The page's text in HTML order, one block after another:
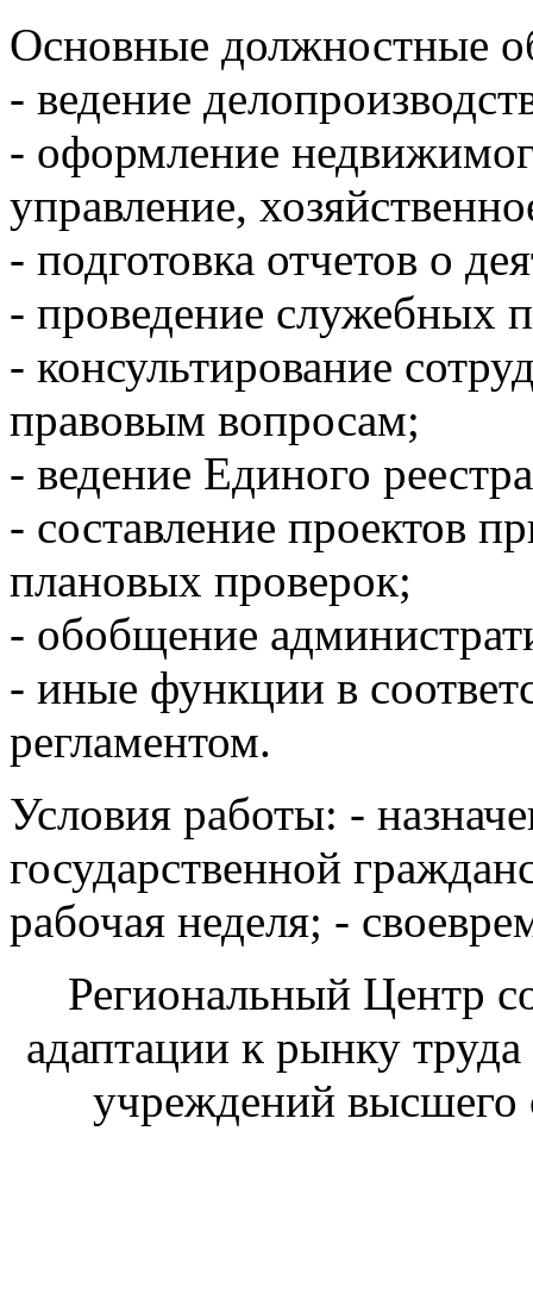
Основные должностные
- ведение
- оформление
управление,
- подготовка отчетов о
- проведение служебных
- консультирование
правовым вопросам;
- ведение Единого
- составление проектов
плановых проверок;
- обобщение
- иные функции в
регламентом.
Условия работы: -
государственной
рабочая неделя; -
Региональный Центр
адаптации к рынку
учреждений